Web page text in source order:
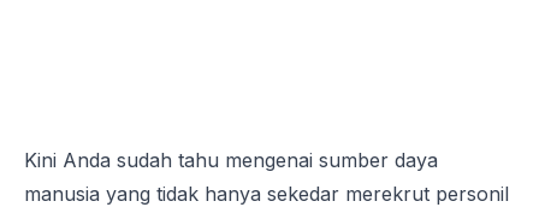
Kini Anda sudah tahu mengenai sumber daya
manusia yang tidak hanya sekedar merekrut personil